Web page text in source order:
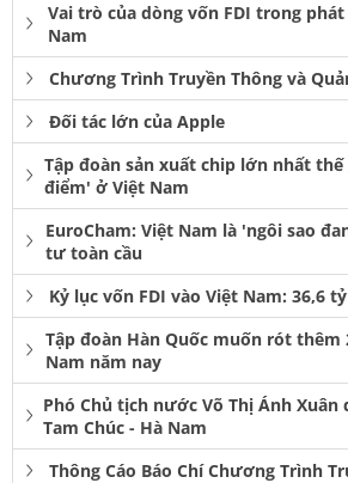
Vai trò của dòng vốn FDI trong
Nam
Chương Trình Truyền Thông và
Đối tác lớn của Apple
Tập đoàn sản xuất chip lớn nhất
điểm' ở Việt Nam
EuroCham: Việt Nam là 'ngôi sao
tư toàn cầu
Kỷ lục vốn FDI vào Việt Nam: 36,6 tỷ
Tập đoàn Hàn Quốc muốn rót thêm
Nam năm nay
Phó Chủ tịch nước Võ Thị Ánh
Tam Chúc - Hà Nam
Thông Cáo Báo Chí Chương Trình